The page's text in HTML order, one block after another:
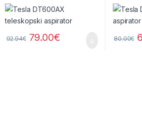
92.94€ 79.00€ 80.00€